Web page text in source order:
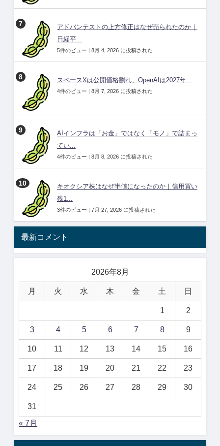
アドバンテストの上方修正はなぜ売られたのか｜
日経平...
5件のビュー | 8月 4, 2026 に投稿された
スペースXは公開価格割れ、OpenAIは2027年...
4件のビュー | 8月 7, 2026 に投稿された
AIインフラは「お金」ではなく「モノ」で詰まっ
てい...
4件のビュー | 8月 8, 2026 に投稿された
キオクシア株はなぜ半値になったのか｜信用買い
残1...
3件のビュー | 7月 27, 2026 に投稿された
最新コメント
2026年8月
月 火 水 木 金 土 日
1 2
3 4 5 6 7 8 9
10 11 12 13 14 15 16
17 18 19 20 21 22 23
24 25 26 27 28 29 30
31
« 7月